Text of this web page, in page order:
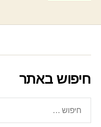
חיפוש באתר